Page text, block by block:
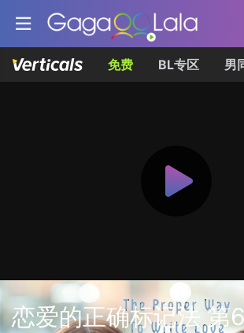
免费 BL专区 男
恋爱的正确标记法 第